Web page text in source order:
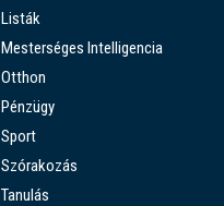
Listák
Mesterséges Intelligencia
Otthon
Pénzügy
Sport
Szórakozás
Tanulás